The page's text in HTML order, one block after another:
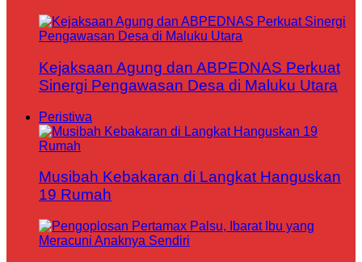
Kejaksaan Agung dan ABPEDNAS Perkuat
Sinergi Pengawasan Desa di Maluku Utara
Peristiwa
Musibah Kebakaran di Langkat Hanguskan
19 Rumah